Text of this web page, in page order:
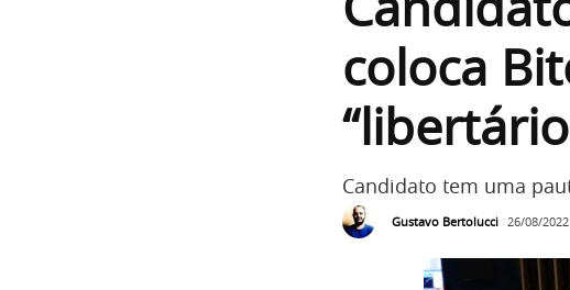
coloca
Candidato tem uma
Gustavo Bertolucci 26/08/2022